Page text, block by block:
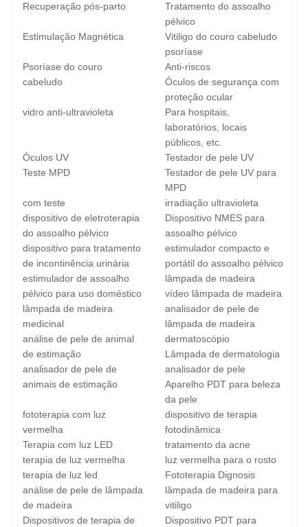
Recuperação pós-parto
Tratamento do assoalho
pélvico
Estimulação Magnética
Vitiligo do couro cabeludo
psoríase
Psoríase do couro
cabeludo
Anti-riscos
Óculos de segurança com
proteção ocular
vidro anti-ultravioleta
Para hospitais,
laboratórios, locais
públicos, etc.
Óculos UV
Testador de pele UV
Teste MPD
Testador de pele UV para
MPD
com teste
irradiação ultravioleta
dispositivo de eletroterapia
do assoalho pélvico
Dispositivo NMES para
assoalho pélvico
dispositivo para tratamento
de incontinência urinária
estimulador compacto e
portátil do assoalho pélvico
estimulador de assoalho
pélvico para uso doméstico
lâmpada de madeira
vídeo lâmpada de madeira
lâmpada de madeira
medicinal
analisador de pele de
lâmpada de madeira
análise de pele de animal
de estimação
dermatoscópio
Lâmpada de dermatologia
analisador de pele de
animais de estimação
analisador de pele
Aparelho PDT para beleza
da pele
fototerapia com luz
vermelha
dispositivo de terapia
fotodinâmica
Terapia com luz LED
tratamento da acne
terapia de luz vermelha
luz vermelha para o rosto
terapia de luz led
Fototerapia Dignosis
análise de pele de lâmpada
de madeira
lâmpada de madeira para
vitiligo
Dispositivos de terapia de
Dispositivo PDT para